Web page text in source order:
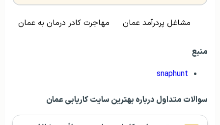
مشاغل پردرآمد عمان مهاجرت کادر درمان به عمان
منبع
snaphunt
سوالات متداول درباره بهترین سایت کاریابی عمان